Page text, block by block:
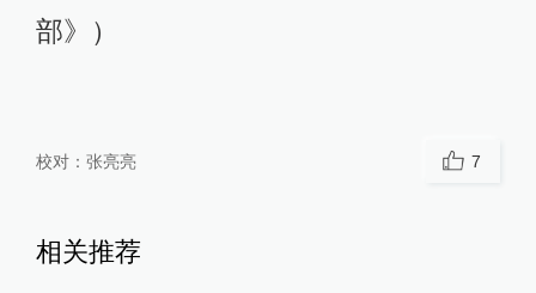
部》）
校对： 张亮亮 7
相关推荐